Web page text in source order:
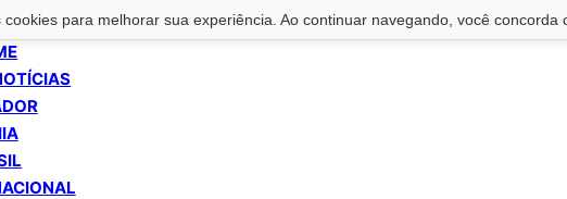
para melhorar sua experiência. Ao continuar navegando, você concorda